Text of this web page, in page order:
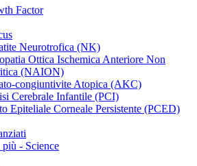
Factor
Neurotrofica (NK)
Ottica Ischemica Anteriore Non
(NAION)
congiuntivite Atopica (AKC)
Cerebrale Infantile (PCI)
Epiteliale Corneale Persistente (PCED)
- Science